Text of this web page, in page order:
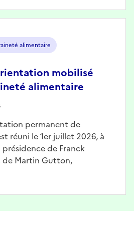
alimentaire
mobilisé
alimentaire
permanent de
réuni le 1er juillet 2026, à
de Franck
de Martin Gutton,